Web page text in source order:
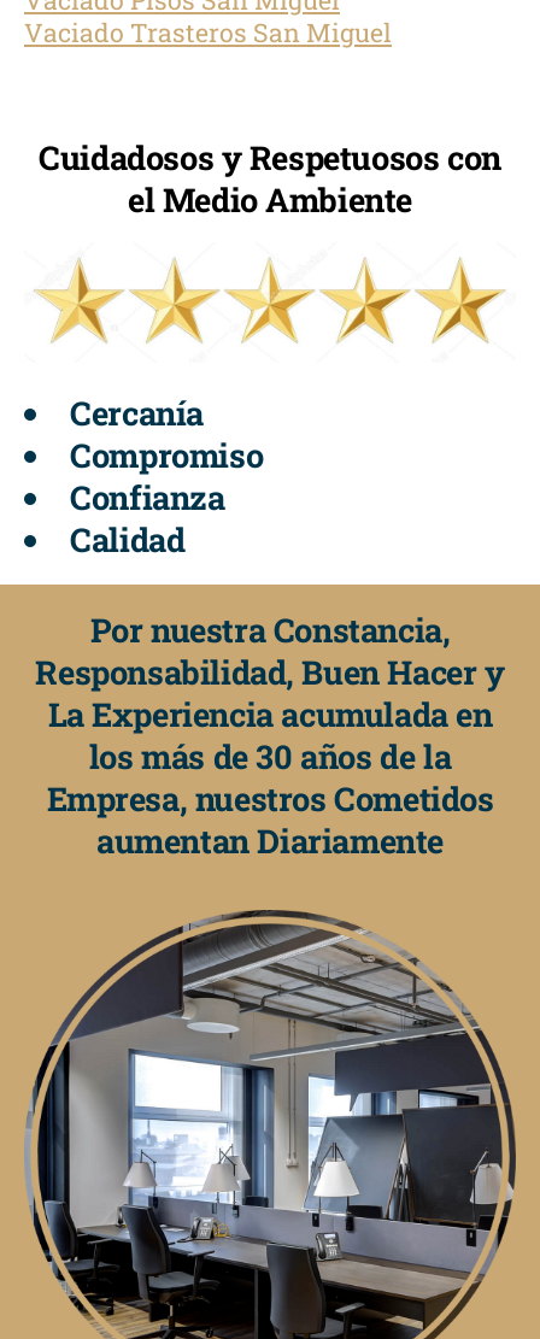
Vaciado Trasteros San Miguel
Cuidadosos y Respetuosos con
el Medio Ambiente
Cercanía
Compromiso
Confianza
Calidad
Por nuestra Constancia,
Responsabilidad, Buen Hacer y
La Experiencia acumulada en
los más de 30 años de la
Empresa, nuestros Cometidos
aumentan Diariamente